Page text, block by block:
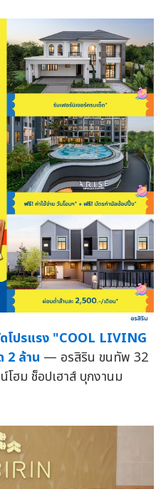
โปรแรง "COOL LIVING
2 ล้าน — อรสิริน ขนทัพ 32
โฮม ช็อปเฮาส์ บุกงานม